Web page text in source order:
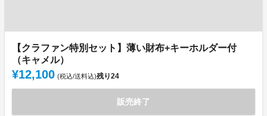
【クラファン特別セット】薄い財布+キーホルダー付
（キャメル）
¥12,100 (税込/送料込)残り24
販売終了